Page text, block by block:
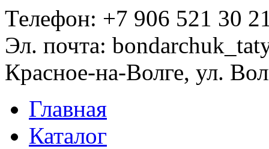
Телефон: +7 906 521 30
Эл. почта:
Красное-на-Волге, ул.
Главная
Каталог